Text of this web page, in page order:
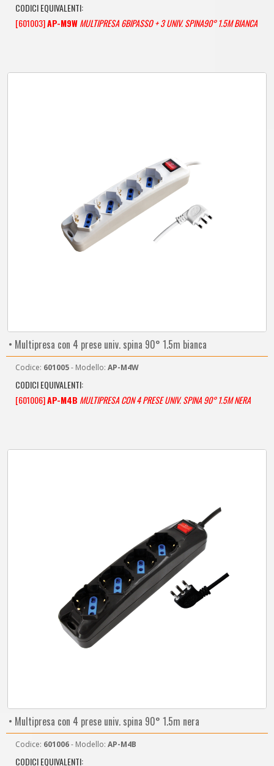
CODICI EQUIVALENTI:
[601003]AP-M9WMULTIPRESA 6BIPASSO + 3 UNIV. SPINA90° 1.5M BIANCA
• Multipresa con 4 prese univ. spina 90° 1.5m bianca
Codice: 601005- Modello: AP-M4W
CODICI EQUIVALENTI:
[601006]AP-M4B MULTIPRESA CON 4 PRESE UNIV. SPINA 90° 1.5M NERA
• Multipresa con 4 prese univ. spina 90° 1.5m nera
Codice: 601006- Modello: AP-M4B
CODICI EQUIVALENTI: